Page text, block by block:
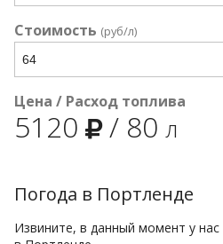
Стоимость (руб/л)
Цена / Расход топлива
5120 / 80 л
Погода в Портленде
Извините, в данный момент у